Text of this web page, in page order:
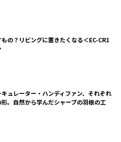
の？リビングに置きたくなる＜EC-CR1
ュレーター・ハンディファン、それぞれ
。自然から学んだシャープの羽根の工